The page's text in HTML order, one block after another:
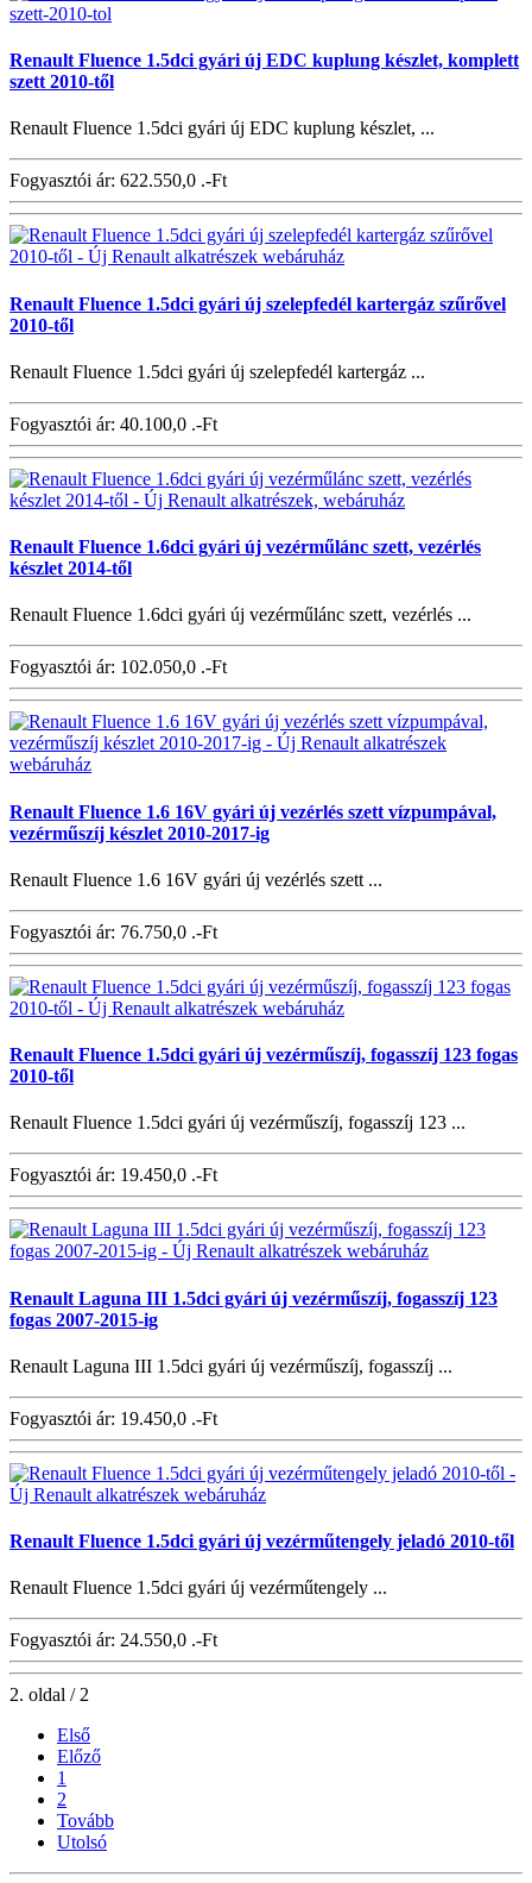
Renault Fluence 1.5dci gyári új EDC kuplung készlet, komplett
szett 2010-től
Renault Fluence 1.5dci gyári új EDC kuplung készlet, ...
Fogyasztói ár: 622.550,0 .-Ft
Renault Fluence 1.5dci gyári új szelepfedél kartergáz szűrővel
2010-től
Renault Fluence 1.5dci gyári új szelepfedél kartergáz ...
Fogyasztói ár: 40.100,0 .-Ft
Renault Fluence 1.6dci gyári új vezérműlánc szett, vezérlés
készlet 2014-től
Renault Fluence 1.6dci gyári új vezérműlánc szett, vezérlés ...
Fogyasztói ár: 102.050,0 .-Ft
Renault Fluence 1.6 16V gyári új vezérlés szett vízpumpával,
vezérműszíj készlet 2010-2017-ig
Renault Fluence 1.6 16V gyári új vezérlés szett ...
Fogyasztói ár: 76.750,0 .-Ft
Renault Fluence 1.5dci gyári új vezérműszíj, fogasszíj 123 fogas
2010-től
Renault Fluence 1.5dci gyári új vezérműszíj, fogasszíj 123 ...
Fogyasztói ár: 19.450,0 .-Ft
Renault Laguna III 1.5dci gyári új vezérműszíj, fogasszíj 123
fogas 2007-2015-ig
Renault Laguna III 1.5dci gyári új vezérműszíj, fogasszíj ...
Fogyasztói ár: 19.450,0 .-Ft
Renault Fluence 1.5dci gyári új vezérműtengely jeladó 2010-től
Renault Fluence 1.5dci gyári új vezérműtengely ...
Fogyasztói ár: 24.550,0 .-Ft
2. oldal / 2
Első
Előző
1
2
Tovább
Utolsó